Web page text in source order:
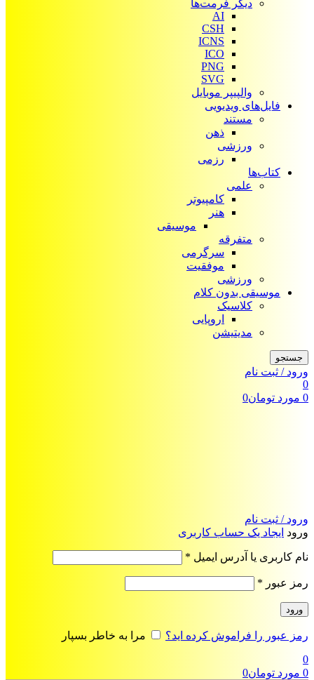
دیگر فرمت‌ها
AI
CSH
ICNS
ICO
PNG
SVG
والپیپر موبایل
فایل‌های ویدیویی
مستند
ذهن
ورزشی
رزمی
کتاب‌ها
علمی
کامپیوتر
هنر
موسیقی
متفرقه
سرگرمی
موفقیت
ورزشی
موسیقی بدون کلام
کلاسیک
اروپایی
مدیتیشن
جستجو
ورود / ثبت نام
0
0 مورد تومان0
ورود / ثبت نام
ورود ایجاد یک حساب کاربری
نام کاربری یا آدرس ایمیل *
رمز عبور *
ورود
رمز عبور را فراموش کرده اید؟
مرا به خاطر بسپار
0
0 مورد تومان0